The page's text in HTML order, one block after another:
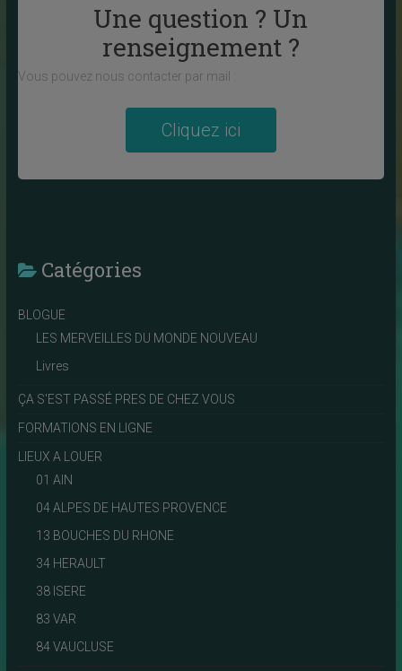
Une question ? Un
renseignement ?
Vous pouvez nous contacter par mail :
Cliquez ici
Catégories
BLOGUE
LES MERVEILLES DU MONDE NOUVEAU
Livres
ÇA S'EST PASSÉ PRES DE CHEZ VOUS
FORMATIONS EN LIGNE
LIEUX A LOUER
01 AIN
04 ALPES DE HAUTES PROVENCE
13 BOUCHES DU RHONE
34 HERAULT
38 ISERE
83 VAR
84 VAUCLUSE